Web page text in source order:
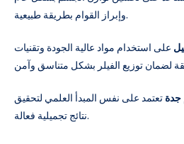
وإبراز القوام بطريقة طبيعية.
على استخدام مواد عالية الجودة وتقنيات
جدة تعتمد على نفس المبدأ العلمي لتحقيق
نتائج تجميلية فعالة.